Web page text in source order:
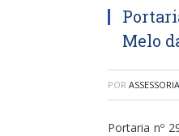
Melo
POR
Portaria nº